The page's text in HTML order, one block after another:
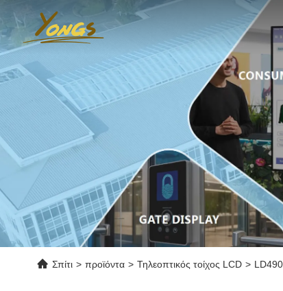
Σπίτι > προϊόντα > Τηλεοπτικός τοίχος LCD >